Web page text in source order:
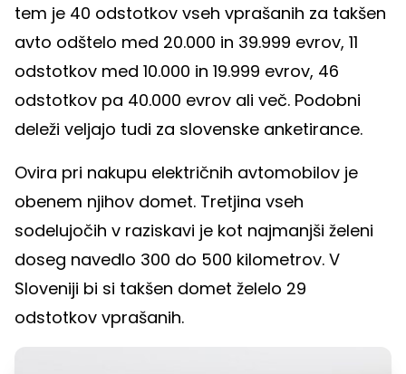
tem je 40 odstotkov vseh vprašanih za takšen
avto odštelo med 20.000 in 39.999 evrov, 11
odstotkov med 10.000 in 19.999 evrov, 46
odstotkov pa 40.000 evrov ali več. Podobni
deleži veljajo tudi za slovenske anketirance.
Ovira pri nakupu električnih avtomobilov je
obenem njihov domet. Tretjina vseh
sodelujočih v raziskavi je kot najmanjši želeni
doseg navedlo 300 do 500 kilometrov. V
Sloveniji bi si takšen domet želelo 29
odstotkov vprašanih.